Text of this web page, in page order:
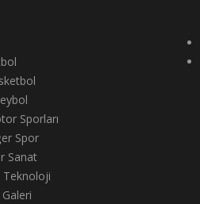
Sporları
Spor
Sanat
Teknoloji